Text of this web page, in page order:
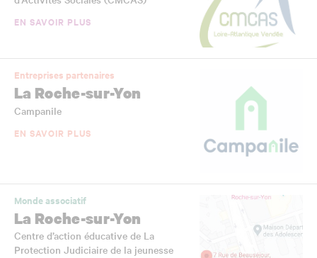
EN SAVOIR PLUS
Entreprises partenaires
La Roche-sur-Yon
Campanile
EN SAVOIR PLUS
Monde associatif
La Roche-sur-Yon
Centre d’action éducative de La
Protection Judiciaire de la jeunesse